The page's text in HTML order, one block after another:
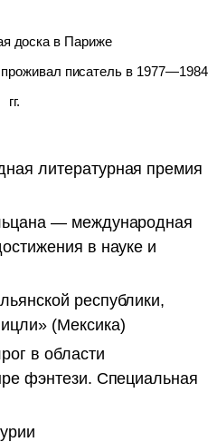
доска в Париже
писатель в 1977—1984
гг.
литературная премия
— международная
в науке и
рес­публики,
(Мексика)
в области
фэнтези. Специальная